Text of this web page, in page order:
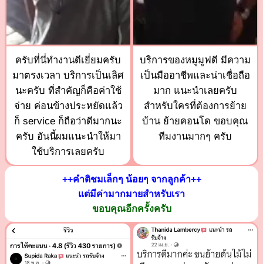
ครับที่นี่ทำงานดีเยี่ยมครับ
มาตรงเวลา บริการเป็นเลิศ
นะครับ ที่สำคัญก็คือค่าใช้
จ่าย ค่อนข้างประหยัดแล้ว
ก็ service ก็ถือว่าดีมากนะ
ครับ อันนี้ผมแนะนำให้มา
ใช้บริการเลยครับ
บริการของหมูมูฟดี มีความ
เป็นมืออาชีพและน่าเชื่อถือ
มาก แนะนำเลยครับ
สำหรับใครที่ต้องการย้าย
บ้าน ย้ายคอนโด ขอบคุณ
ทีมงานมากๆ ครับ
++คำติชมเล็กๆ น้อยๆ จากลูกค้า++
แต่มีค่ามากมายสำหรับเรา
ขอบคุณอีกครั้งครับ